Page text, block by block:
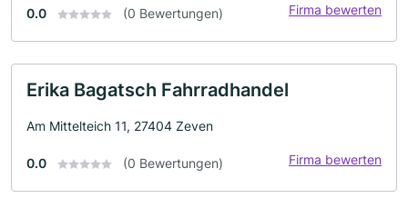
0.0 (0 Bewertungen) Firma bewerten
Erika Bagatsch Fahrradhandel
Am Mittelteich 11, 27404 Zeven
0.0 (0 Bewertungen) Firma bewerten